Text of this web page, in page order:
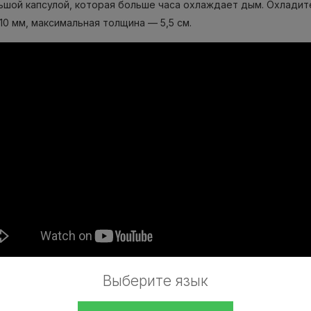
Выберите язык
капсулой, которая больше часа охлаждает дым.
мм, максимальная толщина — 5,5 см.